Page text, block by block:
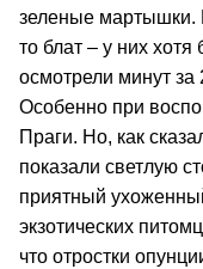
зеленые мартышки.
то блат – у них
осмотрели минут
Особенно при
Праги. Но, как
показали светлую
приятный
экзотических
что отростки